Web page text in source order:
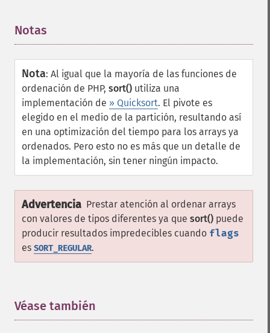
Notas
Nota: Al igual que la mayoría de las funciones de
ordenación de PHP, sort() utiliza una
implementación de » Quicksort. El pivote es
elegido en el medio de la partición, resultando así
en una optimización del tiempo para los arrays ya
ordenados. Pero esto no es más que un detalle de
la implementación, sin tener ningún impacto.
Advertencia Prestar atención al ordenar arrays
con valores de tipos diferentes ya que sort() puede
producir resultados impredecibles cuando flags
es SORT_REGULAR.
Véase también